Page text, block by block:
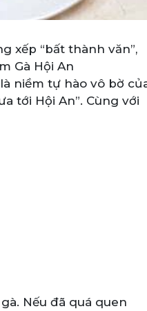
xếp “bất thành văn”,
Gà Hội An
niềm tự hào vô bờ
tới Hội An”. Cùng với
Nếu đã quá quen